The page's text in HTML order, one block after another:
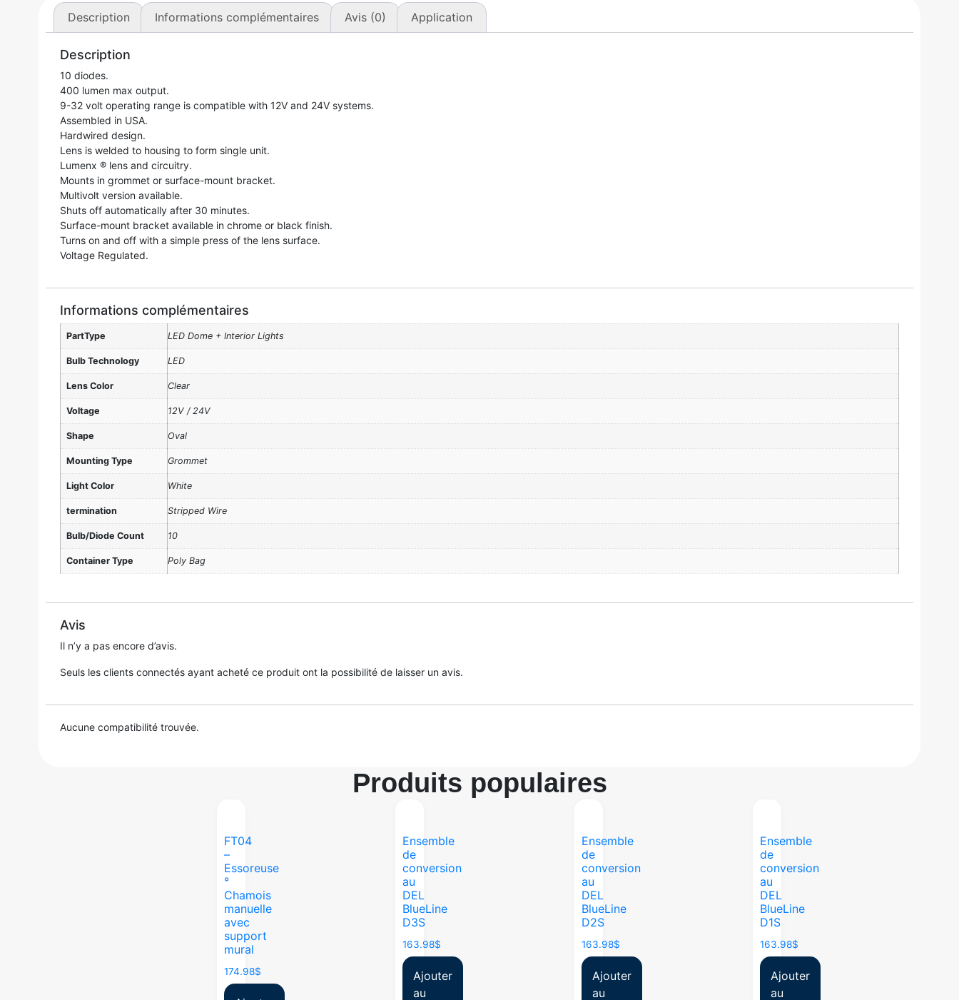
Description Informations complémentaires Avis (0) Application
Description
10 diodes.
400 lumen max output.
9-32 volt operating range is compatible with 12V and 24V systems.
Assembled in USA.
Hardwired design.
Lens is welded to housing to form single unit.
Lumenx ®lens and circuitry.
Mounts in grommet or surface-mount bracket.
Multivolt version available.
Shuts off automatically after 30 minutes.
Surface-mount bracket available in chrome or black finish.
Turns on and off with a simple press of the lens surface.
Voltage Regulated.
Informations complémentaires
PartType LED Dome + Interior Lights
Bulb Technology LED
Lens Color Clear
Voltage 12V / 24V
Shape Oval
Mounting Type Grommet
Light Color White
termination Stripped Wire
Bulb/Diode Count 10
Container Type Poly Bag
Avis
Il n’y a pas encore d’avis.
Seuls les clients connectés ayant acheté ce produit ont la possibilité de laisser un avis.
Aucune compatibilité trouvée.
Produits populaires
FT04
–
Essoreuse
°
Chamois
manuelle
avec
support
mural
174.98$
Ensemble
de
conversion
au
DEL
BlueLine
D3S
163.98$
Ajouter
au
Ensemble
de
conversion
au
DEL
BlueLine
D2S
163.98$
Ajouter
au
Ensemble
de
conversion
au
DEL
BlueLine
D1S
163.98$
Ajouter
au